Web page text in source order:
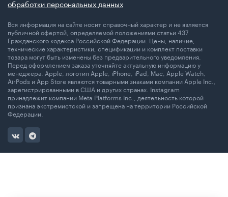
обработки персональных данных
Вся информация на сайте носит справочный характер и не является
публичной офертой, определяемой положениями статьи 437
Гражданского кодекса Российской Федерации. Цены, наличие,
технические характеристики, спецификации и комплект поставки
товара могут быть изменены без предварительного уведомления.
Перед оформлением заказа уточняйте актуальную информацию у
менеджера. Apple, логотип Apple, iPhone, iPad, Mac, Apple Watch,
AirPods и App Store являются товарными знаками компании Apple Inc.,
зарегистрированными в США и других странах. Instagram
принадлежит компании Meta Platforms Inc., деятельность которой
признана экстремистской и запрещена на территории Российской
Федерации.